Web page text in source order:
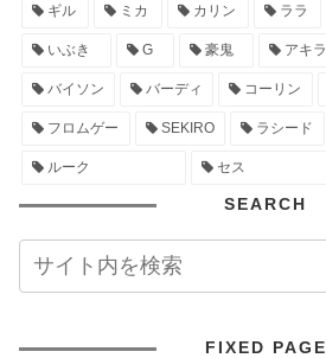
ギル ミカ カリン ララ
いぶき G 豪鬼 アキラ
バイソン バーディ コーリン
フロムゲー SEKIRO ラシード
ルーク セス
SEARCH
FIXED PAGE